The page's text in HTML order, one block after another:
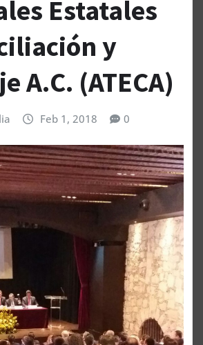
Estatales
y
A.C. (ATECA)
Feb 1, 2018 0